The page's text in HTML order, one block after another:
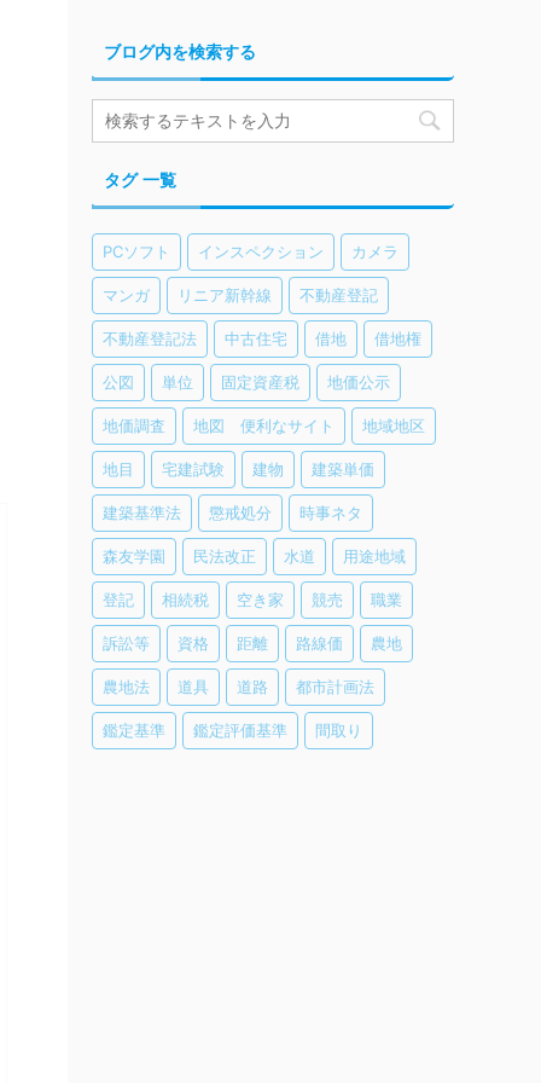
ブログ内を検索する
タグ 一覧
PCソフト インスペクション カメラ
マンガ リニア新幹線 不動産登記
不動産登記法 中古住宅 借地 借地権
公図 単位 固定資産税 地価公示
地価調査 地図 便利なサイト 地域地区
地目 宅建試験 建物 建築単価
建築基準法 懲戒処分 時事ネタ
森友学園 民法改正 水道 用途地域
登記 相続税 空き家 競売 職業
訴訟等 資格 距離 路線価 農地
農地法 道具 道路 都市計画法
鑑定基準 鑑定評価基準 間取り